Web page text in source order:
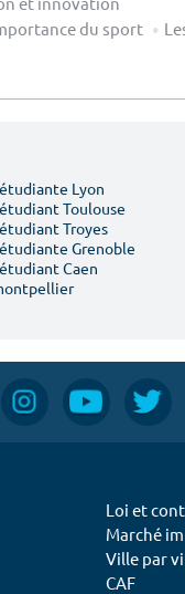
du sport
Lyon
Toulouse
Troyes
Grenoble
Caen
Loi et
Marché
Ville par
CAF